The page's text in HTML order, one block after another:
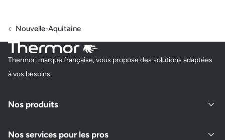
Nouvelle-Aquitaine
Thermor, marque française, vous propose des solutions adaptées
à vos besoins.
Nos produits
Nos services pour les pros